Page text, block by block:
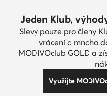
Jeden Klub,
Slevy pouze pro členy
vrácení a mnoho
MODIVOclub GOLD a
Využijte